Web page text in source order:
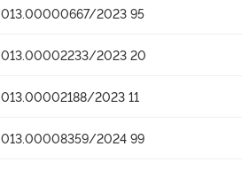
013.00000667/2023 95
013.00002233/2023 20
013.00002188/2023 11
013.00008359/2024 99